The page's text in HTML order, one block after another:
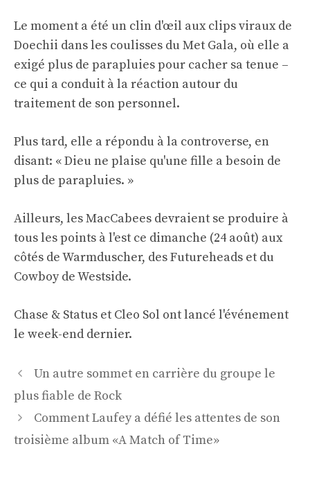
Le moment a été un clin d'œil aux clips viraux de
Doechii dans les coulisses du Met Gala, où elle a
exigé plus de parapluies pour cacher sa tenue –
ce qui a conduit à la réaction autour du
traitement de son personnel.
Plus tard, elle a répondu à la controverse, en
disant: « Dieu ne plaise qu'une fille a besoin de
plus de parapluies. »
Ailleurs, les MacCabees devraient se produire à
tous les points à l'est ce dimanche (24 août) aux
côtés de Warmduscher, des Futureheads et du
Cowboy de Westside.
Chase & Status et Cleo Sol ont lancé l'événement
le week-end dernier.
Navigation
des
Un autre sommet en carrière du groupe le
plus fiable de Rock
Comment Laufey a défié les attentes de son
troisième album «A Match of Time»